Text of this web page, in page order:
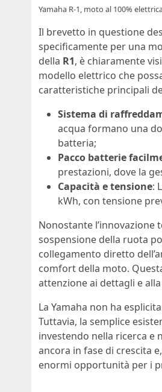
Yamaha R-1, moto al 100%
Il brevetto in questione
specificamente per una
della R1, è chiaramente
modello elettrico che
caratteristiche principali
Sistema di
acqua formano una
batteria;
Pacco batterie
prestazioni, dove la
Capacità e tensione:
kWh, con tensione
Nonostante l’innovazione
sospensione della ruota
collegamento diretto
comfort della moto.
attenzione ai dettagli e
La Yamaha non ha
Tuttavia, la semplice
investendo nella ricerca e
ancora in fase di crescita
enormi opportunità per i